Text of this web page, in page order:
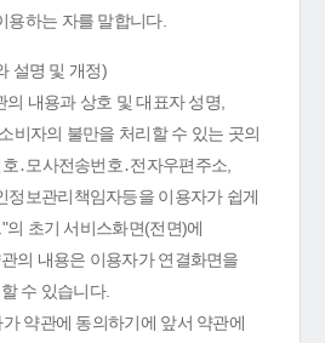
용하는 자를 말합니다.
설명 및 개정)
내용과 상호 및 대표자 성명,
비자의 불만을 처리할 수 있는 곳의
․모사전송번호․전자우편주소,
정보관리책임자등을 이용자가 쉽게
의 초기 서비스화면(전면)에
의 내용은 이용자가 연결화면을
수 있습니다.
약관에 동의하기에 앞서 약관에